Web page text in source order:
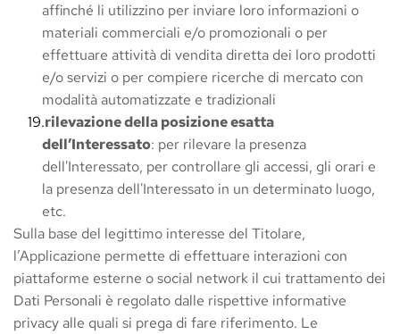
affinché li utilizzino per inviare loro informazioni o
materiali commerciali e/o promozionali o per
effettuare attività di vendita diretta dei loro prodotti
e/o servizi o per compiere ricerche di mercato con
modalità automatizzate e tradizionali
rilevazione della posizione esatta
dell’Interessato: per rilevare la presenza
dell'Interessato, per controllare gli accessi, gli orari e
la presenza dell'Interessato in un determinato luogo,
etc.
Sulla base del legittimo interesse del Titolare,
l’Applicazione permette di effettuare interazioni con
piattaforme esterne o social network il cui trattamento dei
Dati Personali è regolato dalle rispettive informative
privacy alle quali si prega di fare riferimento. Le